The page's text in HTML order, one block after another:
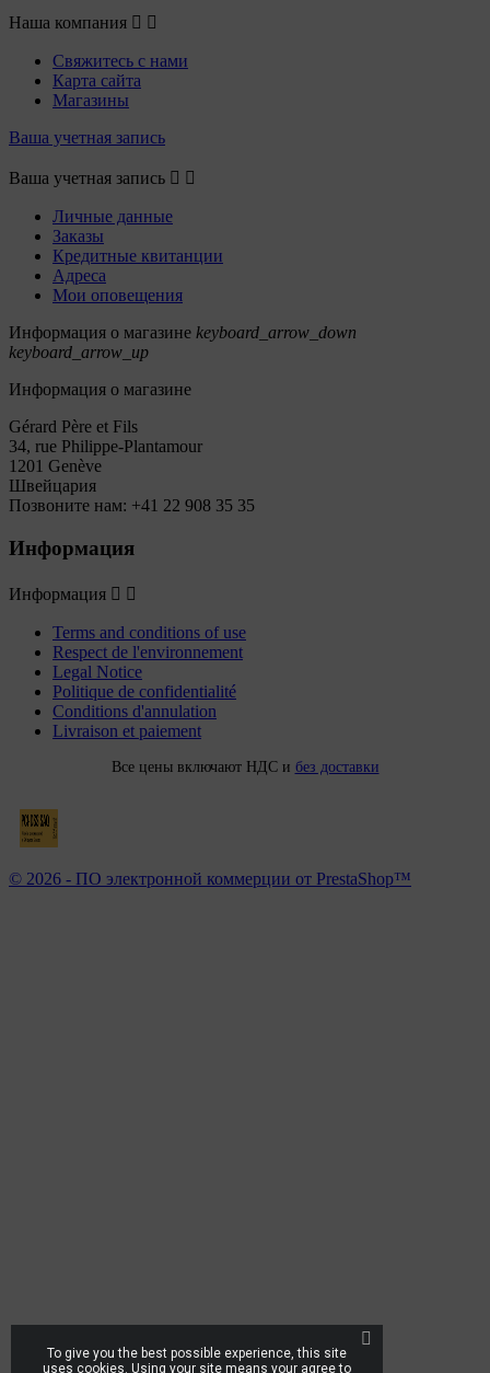
Наша компания  
Свяжитесь с нами
Карта сайта
Магазины
Ваша учетная запись
Ваша учетная запись  
Личные данные
Заказы
Кредитные квитанции
Адреса
Мои оповещения
Информация о магазине keyboard_arrow_down
keyboard_arrow_up
Информация о магазине
Gérard Père et Fils
34, rue Philippe-Plantamour
1201 Genève
Швейцария
Позвоните нам: +41 22 908 35 35
Информация
Информация  
Terms and conditions of use
Respect de l'environnement
Legal Notice
Politique de confidentialité
Conditions d'annulation
Livraison et paiement
Все цены включают НДС и без доставки
© 2026 - ПО электронной коммерции от PrestaShop™
To give you the best possible experience, this site
uses cookies. Using your site means your agree to